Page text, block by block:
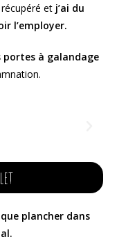
et j’ai du
l’employer.
portes à galandage
plancher dans